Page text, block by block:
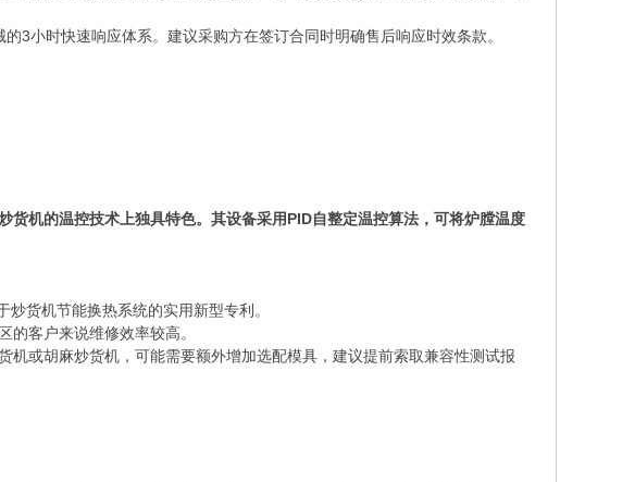
3小时快速响应体系。建议采购方在签订合同时明确售后响应时效条款。
机的温控技术上独具特色。其设备采用PID自整定温控算法，可将炉膛温度
货机节能换热系统的实用新型专利。
的客户来说维修效率较高。
机或胡麻炒货机，可能需要额外增加选配模具，建议提前索取兼容性测试报